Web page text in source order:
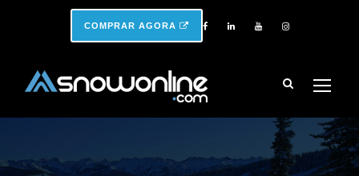
COMPRAR AGORA